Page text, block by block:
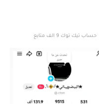
حساب تيك توك 9 الف متابع